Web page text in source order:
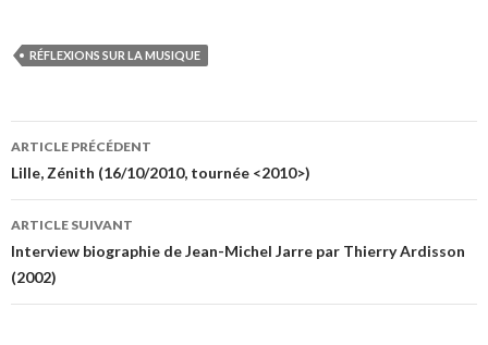
RÉFLEXIONS SUR LA MUSIQUE
Navigation
des
articles
ARTICLE PRÉCÉDENT
Lille, Zénith (16/10/2010, tournée <2010>)
ARTICLE SUIVANT
Interview biographie de Jean-Michel Jarre par Thierry Ardisson
(2002)